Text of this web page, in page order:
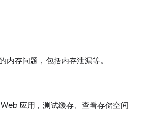
内存问题，包括内存泄漏等。
应用，测试缓存、查看存储空间